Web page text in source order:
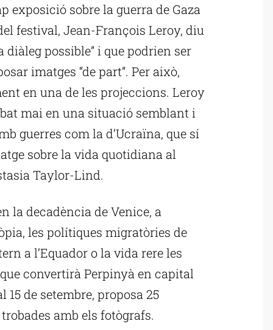
exposició sobre la guerra de Gaza
festival, Jean-François Leroy, diu
possible” i que podrien ser
imatges “de part”. Per això,
en una de les projeccions. Leroy
mai en una situació semblant i
guerres com la d’Ucraïna, que sí
sobre la vida quotidiana al
Taylor-Lind.
la decadència de Venice, a
les polítiques migratòries de
a l’Equador o la vida rere les
convertirà Perpinyà en capital
15 de setembre, proposa 25
amb els fotògrafs.